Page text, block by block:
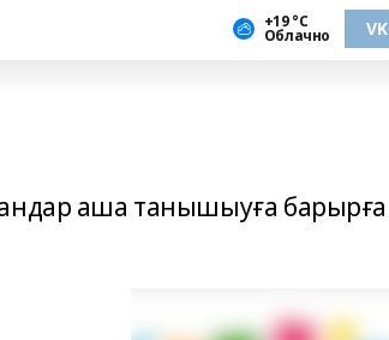
+19 °С
Облачно VK
аша танышыуға барырға